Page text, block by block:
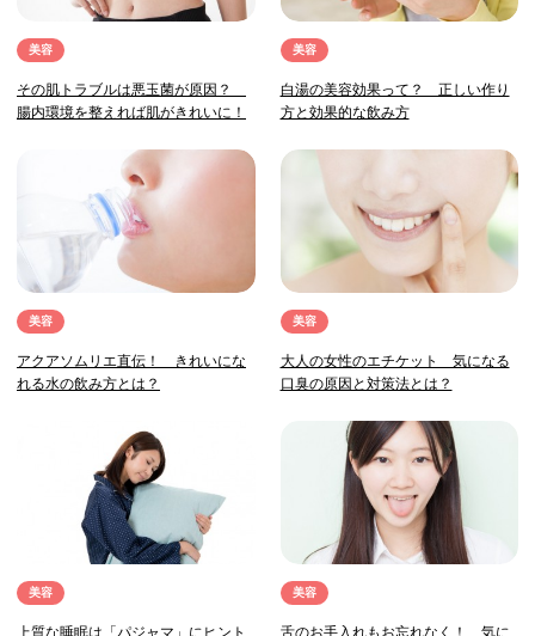
美容
その肌トラブルは悪玉菌が原因？
腸内環境を整えれば肌がきれいに！
美容
白湯の美容効果って？ 正しい作り
方と効果的な飲み方
美容
アクアソムリエ直伝！ きれいにな
れる水の飲み方とは？
美容
大人の女性のエチケット 気になる
口臭の原因と対策法とは？
美容
上質な睡眠は「パジャマ」にヒント
美容
舌のお手入れもお忘れなく！ 気に